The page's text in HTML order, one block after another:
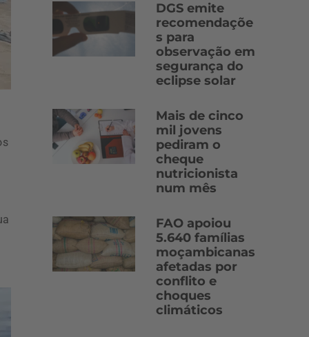
DGS emite
recomendaçõe
s para
observação em
segurança do
eclipse solar
Mais de cinco
mil jovens
pediram o
cheque
nutricionista
num mês
FAO apoiou
5.640 famílias
moçambicanas
afetadas por
conflito e
choques
climáticos